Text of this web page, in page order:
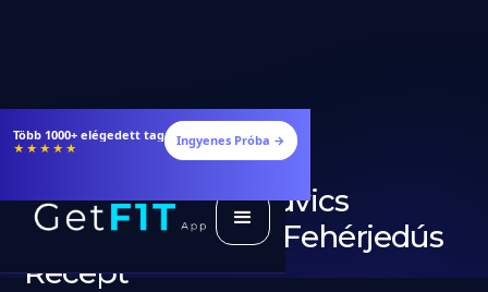
Étrendek, receptek és edzéstervek
★★★★★ Ingyenes Próba →
Diétás Melegszendvics
Sonkával, Sajttal - Fehérjedús
Recept